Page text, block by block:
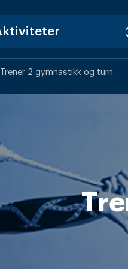
Trener 2 gymnastikk og turn